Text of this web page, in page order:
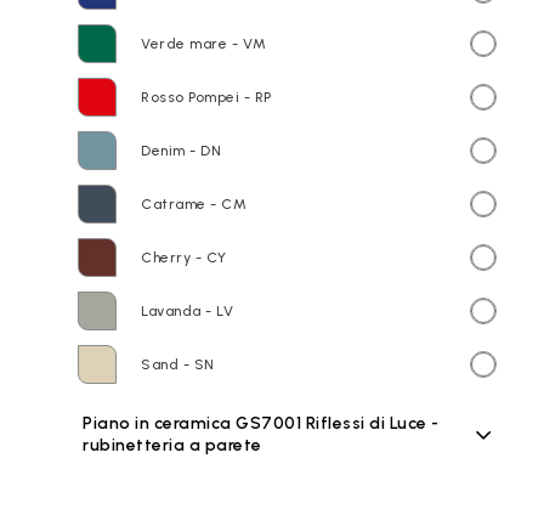
Verde mare - VM
Rosso Pompei - RP
Denim - DN
Catrame - CM
Cherry - CY
Lavanda - LV
Sand - SN
Piano in ceramica GS7001 Riflessi di Luce -
rubinetteria a parete